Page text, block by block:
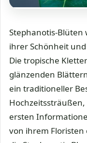
Stephanotis-Blüten
ihrer Schönheit
Die tropische
glänzenden
ein traditioneller
ersten
von ihrem